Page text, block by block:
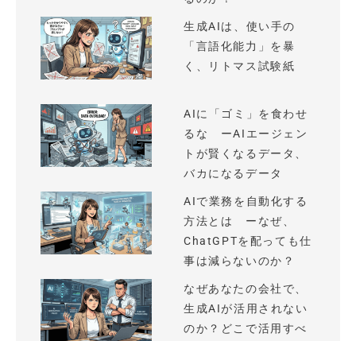
生成AIは、使い手の
「言語化能力」を暴
く、リトマス試験紙
AIに「ゴミ」を食わせ
るな ーAIエージェン
トが賢くなるデータ、
バカになるデータ
AIで業務を自動化する
方法とは ーなぜ、
ChatGPTを配っても仕
事は減らないのか？
なぜあなたの会社で、
生成AIが活用されない
のか？どこで活用すべ